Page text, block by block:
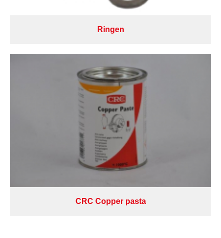
Ringen
CRC Copper pasta